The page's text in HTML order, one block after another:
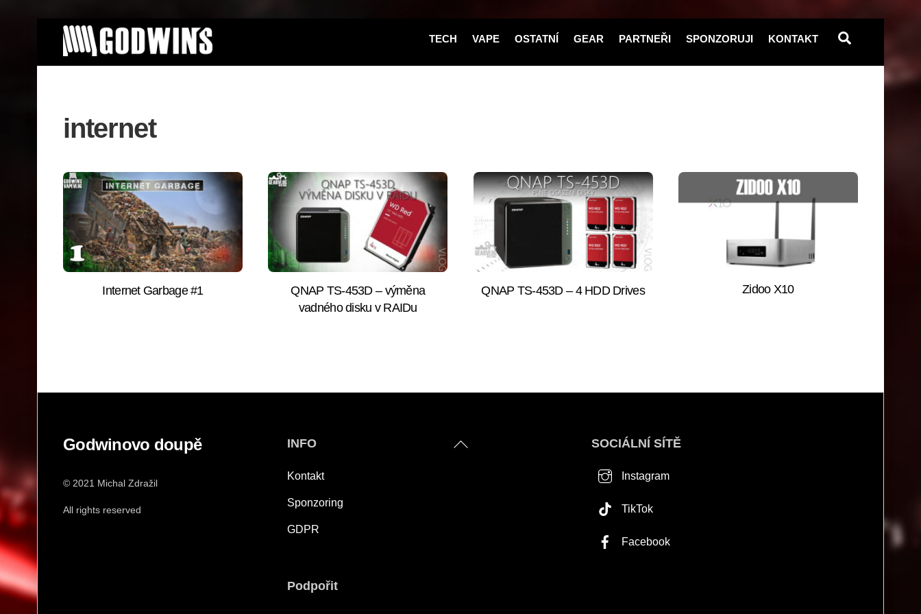
TECH VAPE OSTATNÍ GEAR PARTNEŘI SPONZORUJI KONTAKT
internet
Internet Garbage #1
QNAP TS-453D – výměna
vadného disku v RAIDu
QNAP TS-453D – 4 HDD Drives Zidoo X10
Back
Godwinovo doupě
© 2021 Michal Zdražil
All rights reserved
INFO
Kontakt
Sponzoring
GDPR
SOCIÁLNÍ SÍTĚ
Instagram
TikTok
Facebook
Podpořit